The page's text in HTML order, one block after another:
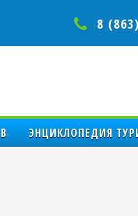
8
ЭНЦИКЛОПЕДИЯ